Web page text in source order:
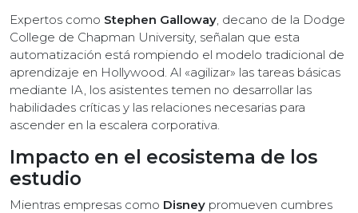
Expertos como Stephen Galloway, decano de la Dodge
College de Chapman University, señalan que esta
automatización está rompiendo el modelo tradicional de
aprendizaje en Hollywood. Al «agilizar» las tareas básicas
mediante IA, los asistentes temen no desarrollar las
habilidades críticas y las relaciones necesarias para
ascender en la escalera corporativa.
Impacto en el ecosistema de los
estudio
Mientras empresas como Disney promueven cumbres